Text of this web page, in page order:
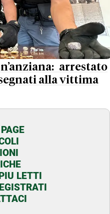
arrestato
alla vittima
LETTI